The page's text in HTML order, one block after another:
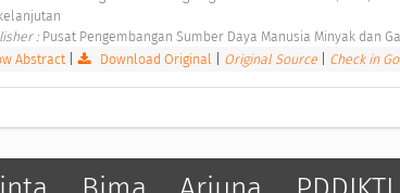
: Pusat Pengembangan Sumber Daya Manusia Minyak dan
Abstract| Download Original Original Source Check in